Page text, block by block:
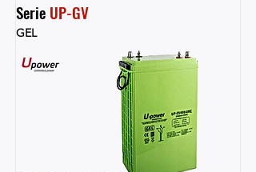
Serie UP-GV
GEL